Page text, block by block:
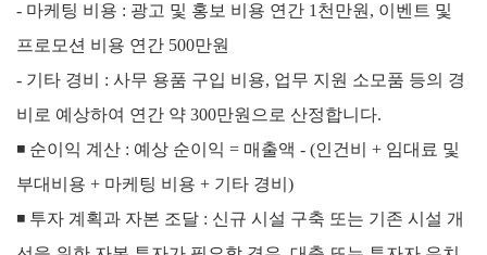
- 마케팅 비용 : 광고 및 홍보 비용 연간 1천만원, 이벤트 및
프로모션 비용 연간 500만원
- 기타 경비 : 사무 용품 구입 비용, 업무 지원 소모품 등의 경
비로 예상하여 연간 약 300만원으로 산정합니다.
◾ 순이익 계산 : 예상 순이익 = 매출액 - (인건비 + 임대료 및
부대비용 + 마케팅 비용 + 기타 경비)
◾ 투자 계획과 자본 조달 : 신규 시설 구축 또는 기존 시설 개